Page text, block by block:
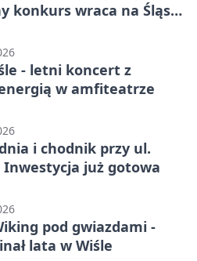
konkurs wraca na Śląsk
- letni koncert z
w amfiteatrze
i chodnik przy ul.
Inwestycja już gotowa
pod gwiazdami -
lata w Wiśle